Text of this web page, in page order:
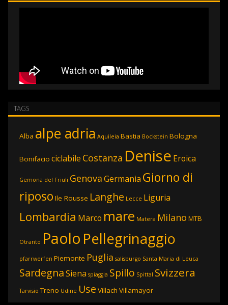
TAGS
Alba alpe adria Aquileia Bastia Bockstein Bologna
Bonifacio ciclabile Costanza Denise Eroica
Gemona del Friuli GenovaGermania Giorno di
riposo Ile Rousse Langhe Lecce Liguria
Lombardia Marco mare Matera Milano MTB
Otranto Paolo Pellegrinaggio
pfarrwerfen Piemonte Puglia salisburgo Santa Maria di Leuca
SardegnaSiena spiaggia Spillo Spittal Svizzera
Tarvisio Treno Udine Use Villach Villamayor